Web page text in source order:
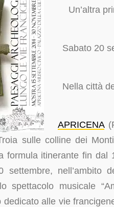
Un’altra
Sabato 20
Nella città
APRICENA
sulle colline dei
formula itinerante fin dal
settembre, nell’ambito
spettacolo musicale
dedicato alle vie